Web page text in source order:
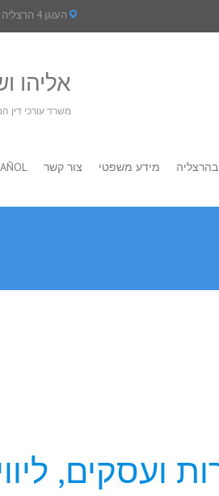
העוגן 4 הרצליה פיתוח
אליהו
משרד עורכי דין
צור קשר מידע משפטי בהרצליה
ועסקים,